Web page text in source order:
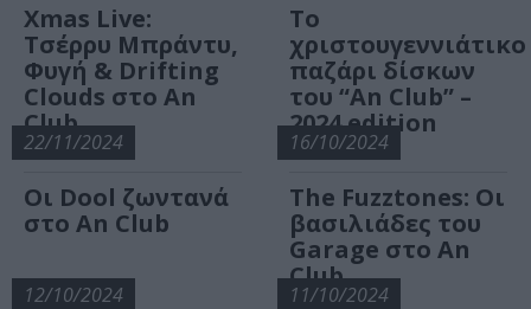
Xmas Live:
Τσέρρυ Μπράντυ,
Φυγή & Drifting
Clouds στο An
Club
Τo
χριστουγεννιάτικο
παζάρι δίσκων
του “An Club” –
2024 edition
22/11/2024
Οι Dool ζωντανά
στο An Club
16/10/2024
The Fuzztones: Οι
βασιλιάδες του
Garage στο An
Club
12/10/2024 11/10/2024